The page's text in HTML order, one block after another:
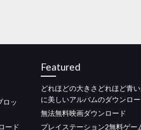
ロッ
ード
Featured
どれほどの大きさどれほど青
に美しいアルバムのダウンロー
無法無料映画ダウンロード
プレイステーション2無料ゲー